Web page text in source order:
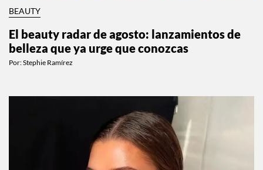
BEAUTY
El beauty radar de agosto: lanzamientos de
belleza que ya urge que conozcas
Por:Stephie Ramírez